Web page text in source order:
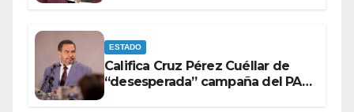
ESTADO
Califica Cruz Pérez Cuéllar de
“desesperada” campaña del PAN